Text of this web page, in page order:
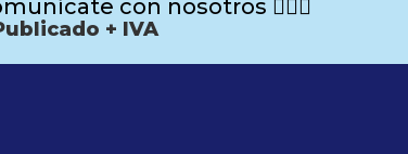
con nosotros 🙋🏻‍♂️
+ IVA